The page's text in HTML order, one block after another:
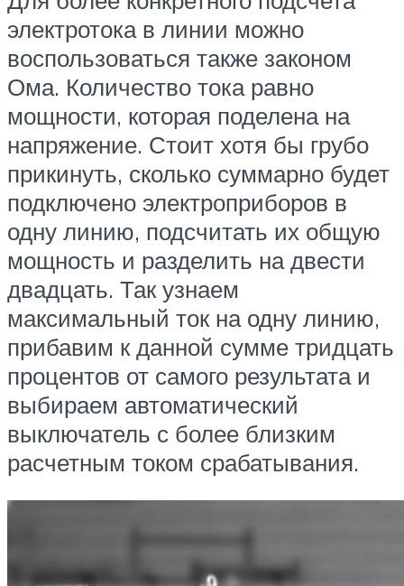
электротока в линии можно
воспользоваться также законом
Ома. Количество тока равно
мощности, которая поделена на
напряжение. Стоит хотя бы грубо
прикинуть, сколько суммарно будет
подключено электроприборов в
одну линию, подсчитать их общую
мощность и разделить на двести
двадцать. Так узнаем
максимальный ток на одну линию,
прибавим к данной сумме тридцать
процентов от самого результата и
выбираем автоматический
выключатель с более близким
расчетным током срабатывания.